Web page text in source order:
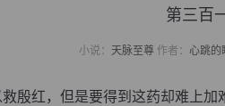
第三百
小说： 天脉至尊作者： 心跳的
红，但是要得到这药却难上加